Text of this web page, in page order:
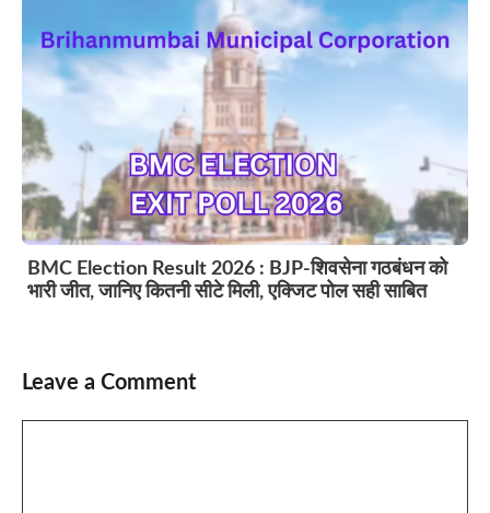
BMC Election Result 2026 : BJP-शिवसेना गठबंधन को
भारी जीत, जानिए कितनी सीटे मिली, एक्जिट पोल सही साबित
Leave a Comment